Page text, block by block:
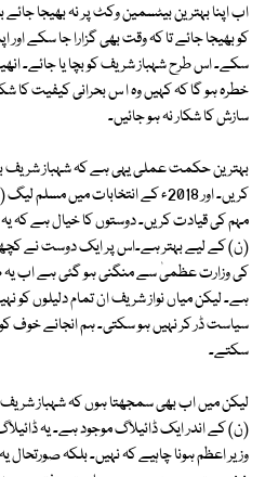
اب اپنا بہترین بیٹسمین وکٹ پر نہ بھیجا
کو بھیجا جائے تا کہ وقت بھی گزارا جا سکے اور
سکے۔ اس طرح شہباز شریف کو بچا یا جائے۔
خطرہ ہو گا کہ کہیں وہ ا س بحرانی کیفیت کا
سازش کا شکار نہ ہو جائیں۔
بہترین حکمت عملی یہی ہے کہ شہباز شریف
کریں۔ اور 2018ء کے انتخابات میں
مہم کی قیادت کریں۔ دوستوں کا خیال ہے کہ
(ن) کے لیے بہتر ہے۔اس پر ایک دوست نے
کی وزارت عظمیٰ سے منگنی ہو گئی ہے اب
ہے۔ لیکن میاں نواز شریف ان تمام دلیلوں کو
سیاست ڈر کر نہیں ہو سکتی۔ ہم انجانے خوف کو
سکتے۔
لیکن میں اب بھی سمجھتا ہوں کہ شہباز
(ن) کے اندر ایک ڈائیلاگ موجود ہے۔ یہ
وزیر اعظم ہونا چاہیے کہ نہیں۔ بلکہ